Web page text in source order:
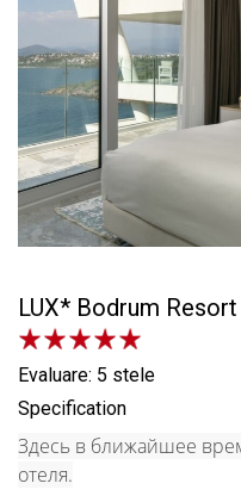
LUX* Bodrum
Evaluare: 5 stele
Specification
Здесь в ближайшее
отеля.